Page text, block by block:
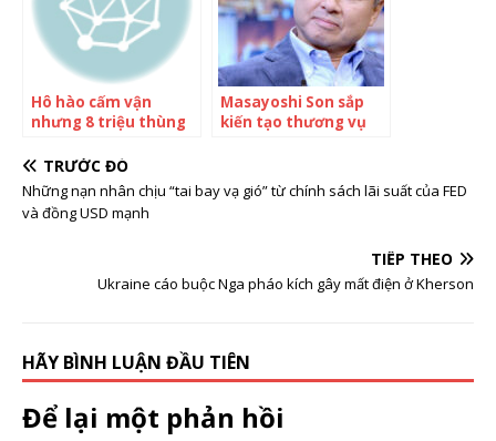
Hô hào cấm vận
nhưng 8 triệu thùng
‘sang tay’ ở 1 nước
châu Âu và đi khắp
thế giới
Masayoshi Son sắp
kiến tạo thương vụ
Alibaba, sẽ lại có tiền
đầu tư khắp thế giới
TRƯỚC ĐÓ
Những nạn nhân chịu “tai bay vạ gió” từ chính sách lãi suất của FED
và đồng USD mạnh
TIẾP THEO
Ukraine cáo buộc Nga pháo kích gây mất điện ở Kherson
HÃY BÌNH LUẬN ĐẦU TIÊN
Để lại một phản hồi